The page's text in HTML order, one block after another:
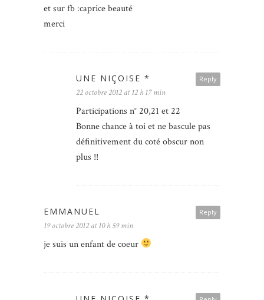
et sur fb :caprice beauté
merci
Reply
UNE NIÇOISE *
22 octobre 2012 at 12 h 17 min
Participations n° 20,21 et 22
Bonne chance à toi et ne bascule pas
définitivement du coté obscur non
plus !!
Reply
EMMANUEL
19 octobre 2012 at 10 h 59 min
je suis un enfant de coeur